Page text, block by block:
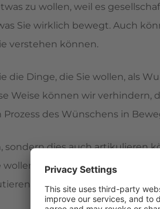
zu wollen, weil es
Sie wirklich bewegt. Auch
verstehen können.
die Dinge, die Sie wollen, als
Weise können wir verhindern,
des Wünschens in
sondern dies auch artikulieren
Nur wenn Sie auch laut
und Ihnen helfen, die